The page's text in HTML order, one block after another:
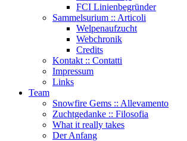
FCI Linienbegründer
Sammelsurium :: Articoli
Welpenaufzucht
Webchronik
Credits
Kontakt :: Contatti
Impressum
Links
Team
Snowfire Gems :: Allevamento
Zuchtgedanke :: Filosofia
What it really takes
Der Anfang